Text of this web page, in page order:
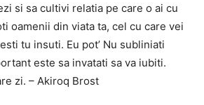
si sa cultivi relatia pe care o ai cu
oamenii din viata ta, cel cu care vei
tu insuti. Eu pot’ Nu subliniati
este sa invatati sa va iubiti.
zi. – Akiroq Brost